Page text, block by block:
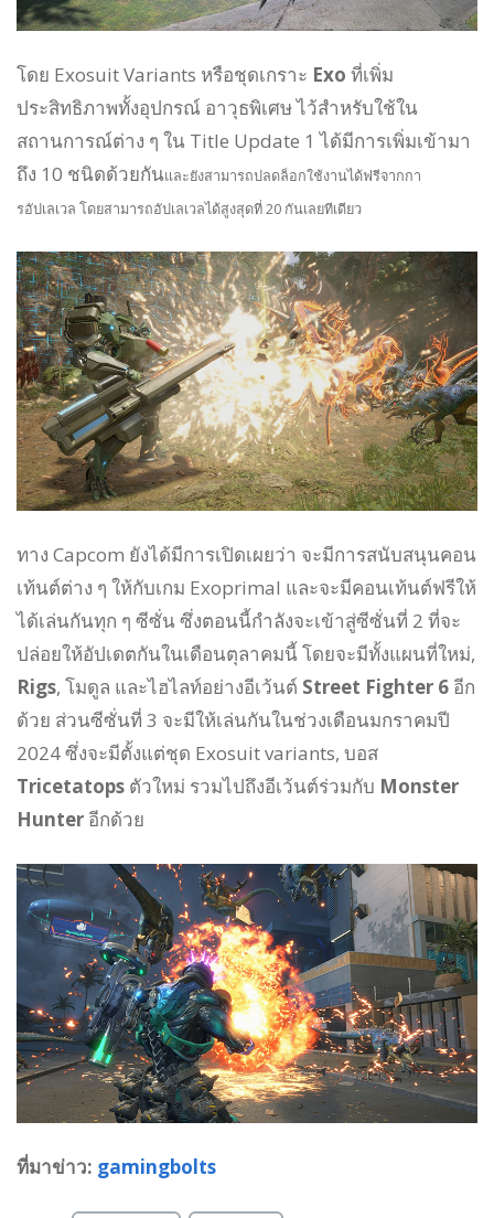
โดย Exosuit Variants หรือชุดเกราะ Exo ที่เพิ่ม
ประสิทธิภาพทั้งอุปกรณ์ อาวุธพิเศษ ไว้สำหรับใช้ใน
สถานการณ์ต่าง ๆ ใน Title Update 1 ได้มีการเพิ่มเข้ามา
ถึง 10 ชนิดด้วยกันและยังสามารถปลดล็อกใช้งานได้ฟรีจากกา
รอัปเลเวล โดยสามารถอัปเลเวลได้สูงสุดที่ 20 กันเลยทีเดียว
ทาง Capcom ยังได้มีการเปิดเผยว่า จะมีการสนับสนุนคอน
เท้นต์ต่าง ๆ ให้กับเกม Exoprimal และจะมีคอนเท้นต์ฟรีให้
ได้เล่นกันทุก ๆ ซีซั่น ซึ่งตอนนี้กำลังจะเข้าสู่ซีซั่นที่ 2 ที่จะ
ปล่อยให้อัปเดตกันในเดือนตุลาคมนี้ โดยจะมีทั้งแผนที่ใหม่,
Rigs, โมดูล และไฮไลท์อย่างอีเว้นต์ Street Fighter 6 อีก
ด้วย ส่วนซีซั่นที่ 3 จะมีให้เล่นกันในช่วงเดือนมกราคมปี
2024 ซึ่งจะมีตั้งแต่ชุด Exosuit variants, บอส
Tricetatops ตัวใหม่ รวมไปถึงอีเว้นต์ร่วมกับ Monster
Hunter อีกด้วย
ที่มาข่าว: gamingbolts